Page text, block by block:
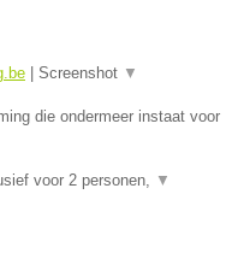
Screenshot ▼
die ondermeer instaat voor
voor 2 personen, ▼